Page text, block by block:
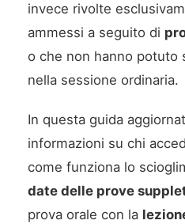
invece rivolte
ammessi a seguito di
o che non hanno potuto
nella sessione ordinaria.
In questa guida
informazioni su chi
come funziona lo
date delle prove
prova orale con la